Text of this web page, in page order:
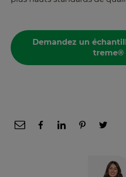
Demandez un
treme®